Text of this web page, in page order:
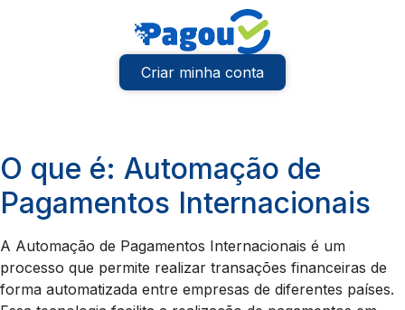
Criar minha conta
O que é: Automação de
Pagamentos Internacionais
A Automação de Pagamentos Internacionais é um
processo que permite realizar transações financeiras de
forma automatizada entre empresas de diferentes países.